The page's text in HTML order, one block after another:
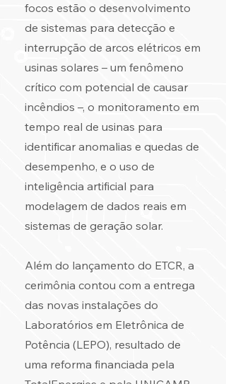
focos estão o desenvolvimento
de sistemas para detecção e
interrupção de arcos elétricos em
usinas solares – um fenômeno
crítico com potencial de causar
incêndios –, o monitoramento em
tempo real de usinas para
identificar anomalias e quedas de
desempenho, e o uso de
inteligência artificial para
modelagem de dados reais em
sistemas de geração solar.
Além do lançamento do ETCR, a
cerimônia contou com a entrega
das novas instalações do
Laboratórios em Eletrônica de
Potência (LEPO), resultado de
uma reforma financiada pela